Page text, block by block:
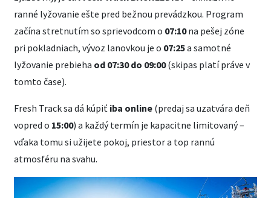
ranné lyžovanie ešte pred bežnou prevádzkou. Program
začína stretnutím so sprievodcom o 07:10na pešej zóne
pri pokladniach, vývoz lanovkou je o 07:25a samotné
lyžovanie prebieha od 07:30 do 09:00(skipas platí práve v
tomto čase).
Fresh Track sa dá kúpiť iba online (predaj sa uzatvára deň
vopred o 15:00) a každý termín je kapacitne limitovaný –
vďaka tomu si užijete pokoj, priestor a top rannú
atmosféru na svahu.